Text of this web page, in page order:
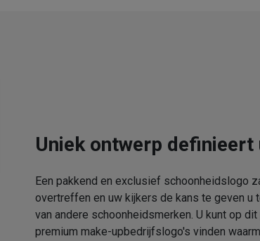
Uniek ontwerp definieert
Een pakkend en exclusief schoonheidslogo
overtreffen en uw kijkers de kans te geven u
van andere schoonheidsmerken. U kunt op
premium make-upbedrijfslogo's vinden